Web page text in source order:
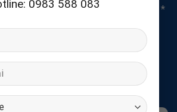
0983 588 083
hàng gửi yêu cầu báo giá Online. *
hệ hotline tư vấn, nhận thông tin